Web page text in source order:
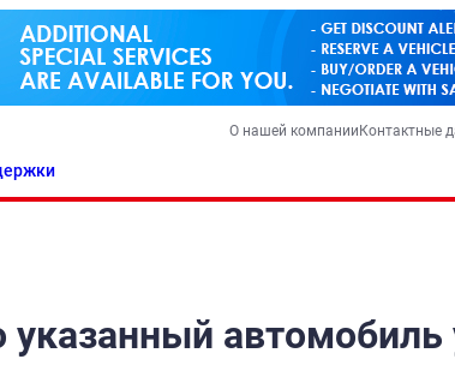
О нашей компанииКонтактные